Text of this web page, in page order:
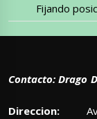
Fijando
Contacto: Drago
Direccion: Av.